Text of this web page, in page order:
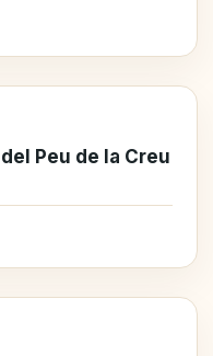
Peu de la Creu